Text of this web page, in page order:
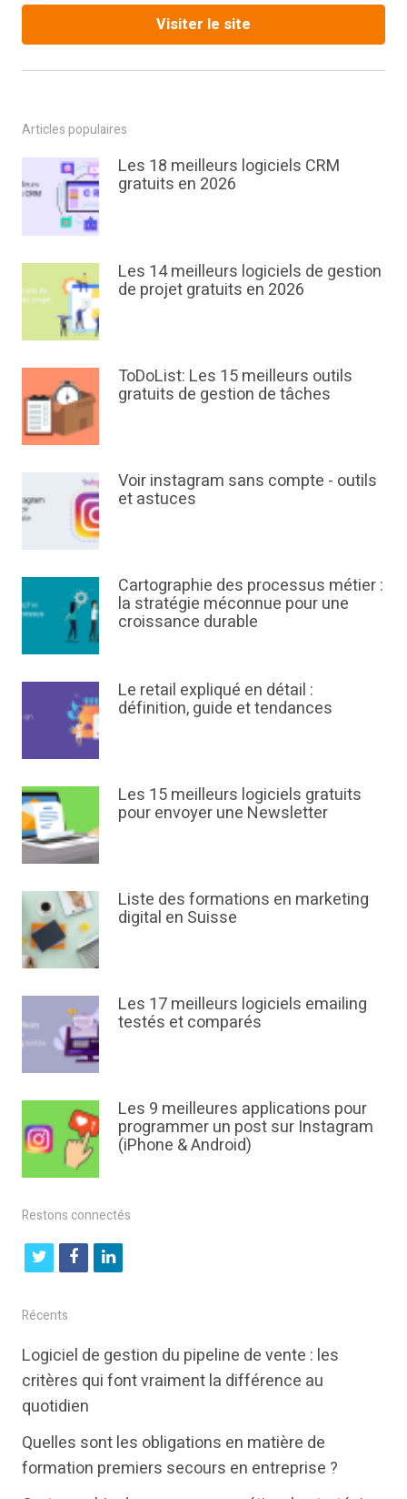
Visiter le site
Articles populaires
Les 18 meilleurs logiciels CRM
gratuits en 2026
Les 14 meilleurs logiciels de gestion
de projet gratuits en 2026
ToDoList: Les 15 meilleurs outils
gratuits de gestion de tâches
Voir instagram sans compte - outils
et astuces
Cartographie des processus métier :
la stratégie méconnue pour une
croissance durable
Le retail expliqué en détail :
définition, guide et tendances
Les 15 meilleurs logiciels gratuits
pour envoyer une Newsletter
Liste des formations en marketing
digital en Suisse
Les 17 meilleurs logiciels emailing
testés et comparés
Les 9 meilleures applications pour
programmer un post sur Instagram
(iPhone & Android)
Restons connectés
t
i
t
t
e
f
b
o
k
l
e
i
n
Récents
Logiciel de gestion du pipeline de vente : les
critères qui font vraiment la différence au
quotidien
Quelles sont les obligations en matière de
formation premiers secours en entreprise ?